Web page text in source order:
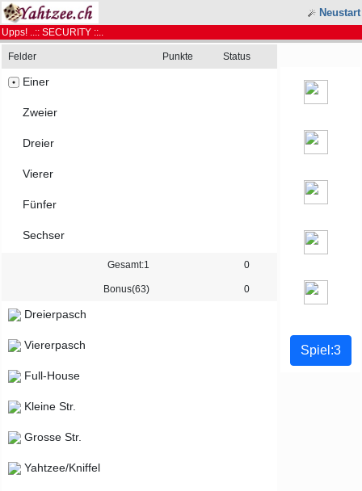
Neustart
Upps! ..:: SECURITY ::..
Felder Punkte Status
Einer
Zweier
Dreier
Vierer
Fünfer
Sechser
Gesamt:1 0
Bonus(63) 0
Dreierpasch
Viererpasch
Full-House
Kleine Str.
Grosse Str.
Yahtzee/Kniffel